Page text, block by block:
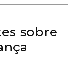
sobre